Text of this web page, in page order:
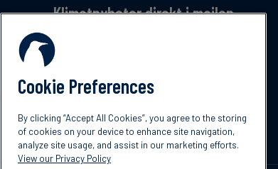
Klimatnyheter direkt i mailen
Få en månatlig sammanfattning av de senaste
trenderna, nyheterna, innovationerna och
Prenumerera
Cookie Preferences
By clicking “Accept All Cookies”, you agree to the storing
of cookies on your device to enhance site navigation,
analyze site usage, and assist in our marketing efforts.
View our Privacy Policy